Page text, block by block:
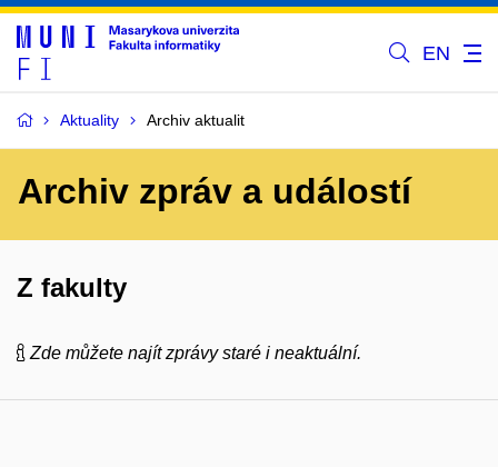
EN
Aktuality Archiv aktualit
Archiv zpráv a událostí
Z fakulty
Zde můžete najít zprávy staré i neaktuální.